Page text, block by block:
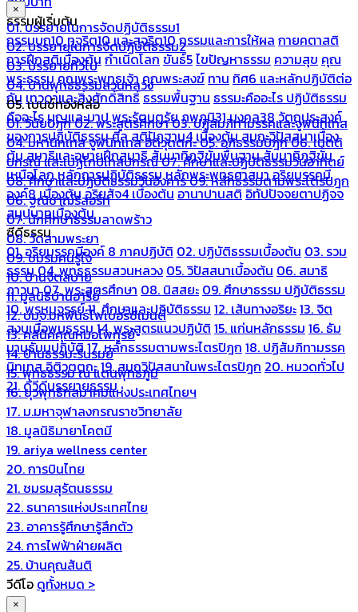
ธรรมผู้เริ่มต้น
กรรมบถ10 ทุจริต10 และสุจริต10กรรมและการให้ผล กายคตาสติ
การฝึกสติเบื้องต้นกำเนิดโลกขันธ์5ไขปัญหาธรรม ความสุข คุณ
พระธรรมคุณพระพุทธเจ้าคุณพระสงฆ์ ทาน ทิศ6 และหลักปฏิบัติต่อ
กันเทวดาและสิ่งศักดิ์สิทธิ์ธรรมพื้นฐาน ธรรมะคืออะไร ปฏิบัติธรรม
คืออะไรบุญและบาปพระรัตนตรัยภพภูมิ31 มงคล38 วัตถุประสงค์
ของการปฏิบัติธรรมศีลสติปัฏฐาน4 เบื้องต้นสมถะวิปัสสนาเบื้อง
ต้นสมาธิและอุบายฝึกสมาธิสัมมาทิฏฐิขั้นพื้นฐานสัมมาทิฏฐิขั้น
เหนือโลกหลักการปฏิบัติธรรมหลักพระพุทธศาสนาอริยมรรคมี
องค์8 เบื้องต้นอริยสัจ4 เบื้องต้นอานาปานสติอิทัปปัจจยตาปฏิจจ
สมุปบาทเบื้องต้น
ซีดีธรรม
01. อริยมรรคมีองค์ 8 ภาคปฏิบัติ 02. ปฏิบัติธรรมเบื้องต้น 03. รวม
ธรรม04. พุทธธรรมสวนหลวง 05. วิปัสสนาเบื้องต้น 06. สมาธิ
ภาวนา07. พระสูตรศึกษา 08. นิสสยะ 09. ศึกษาธรรม ปฏิบัติธรรม
10. พรหมจรรย์11. ศึกษาและปฏิบัติธรรม 12. เส้นทางอริยะ13. จิต
สงบเมื่อพบธรรม14. พระสูตรแนวปฏิบัติ 15. แก่นหลักธรรม 16. ธัม
มานุธัมมปฏิบัติ17. หลักธรรมตามพระไตรปิฎก 18. ปฏิสัมภิทามรรค
นิทเทส อิติวุตตกะ19. สมถวิปัสสนาในพระไตรปิฎก 20. หมวดทั่วไป
21. ดีวีดีบรรยายธรรม
×
01. บรรยายในการจัดปฏิบัติธรรม1
02. บรรยายในการจัดปฏิบัติธรรม2
03. บรรยายทั่วไป
04. บ้านพุทธธรรมสวนหลวง
05. เบนซ์ทองหล่อ
01. วินัยปิฎก02. พระสูตรศึกษา03. ปฏิสัมภิทามรรคและจูฬนิทเทส
04. มหานิทเทส จูฬนิทเทส อิติวุตตกะ05. อภิธรรมปิฎก06. เนตติ
ปกรณ์ และเปฏโกปเทสปกรณ์07. ศึกษาและปฏิบัติธรรมวันอาทิตย์
08. ศึกษาและปฏิบัติธรรมวันอังคาร09. หลักธรรมตามพระไตรปิฎก
06. ฐณิชาฌ์รีสอร์ท
07. นักศึกษาธรรมลาดพร้าว
08. วัดสามพระยา
09. ชมรมคนรู้ใจ
10. บ้านจิตสบาย
11. มูลนิธิบ้านอารีย์
12. บมจ.มหพันธ์ไฟเบอร์ซีเมนต์
13. คลีนิคคุณหมอไพทูรย์
14. บ้านธรรมะรื่นรมย์
15. พุทธธรรม ณ แดนพุทธภูมิ
16. ยุวพุทธิกสมาคมแห่งประเทศไทยฯ
17. ม.มหาจุฬาลงกรณราชวิทยาลัย
18. มูลนิธิมายาโคตมี
19. ariya wellness center
20. การบินไทย
21. ชมรมสุรัตนธรรม
22. ธนาคารแห่งประเทศไทย
23. อาคารรู้ศึกษารู้สึกตัว
24. การไฟฟ้าฝ่ายผลิต
25. บ้านคุณสันติ
วีดีโอ ดูทั้งหมด >
×